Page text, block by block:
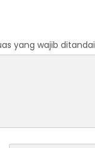
yang wajib ditandai